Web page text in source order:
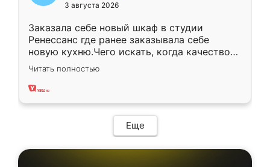
3 августа 2026
Заказала себе новый шкаф в студии
Ренессанс где ранее заказывала себе
новую кухню.Чего искать, когда качеством
вполне довольна. Служит кухня уже почти
два года, нареканий нет.
Читать полностью
Еще